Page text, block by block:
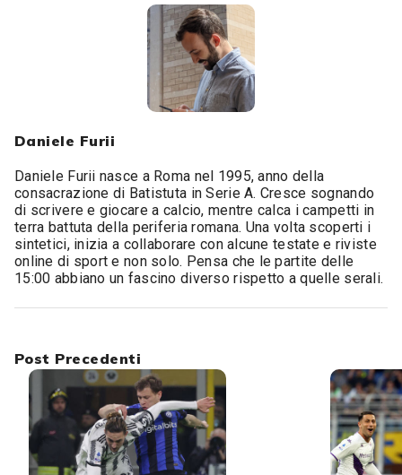
Daniele Furii
Daniele Furii nasce a Roma nel 1995, anno della
consacrazione di Batistuta in Serie A. Cresce sognando
di scrivere e giocare a calcio, mentre calca i campetti in
terra battuta della periferia romana. Una volta scoperti i
sintetici, inizia a collaborare con alcune testate e riviste
online di sport e non solo. Pensa che le partite delle
15:00 abbiano un fascino diverso rispetto a quelle serali.
Post Precedenti